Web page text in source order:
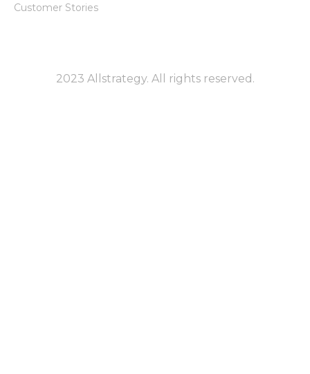
Customer Stories
2023 Allstrategy. All rights reserved.